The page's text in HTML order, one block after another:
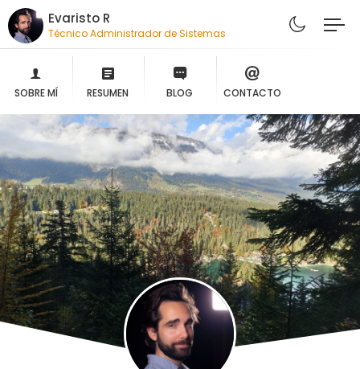
Evaristo R
Técnico Administrador de Sistemas
SOBRE MÍ RESUMEN BLOG CONTACTO